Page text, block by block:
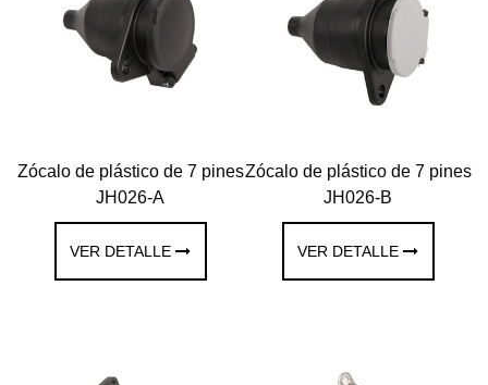
Zócalo de plástico de 7 pines
JH026-A
VER DETALLE
Zócalo de plástico de 7 pines
JH026-B
VER DETALLE